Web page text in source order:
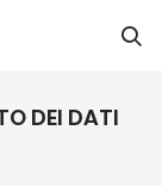
DEI DATI